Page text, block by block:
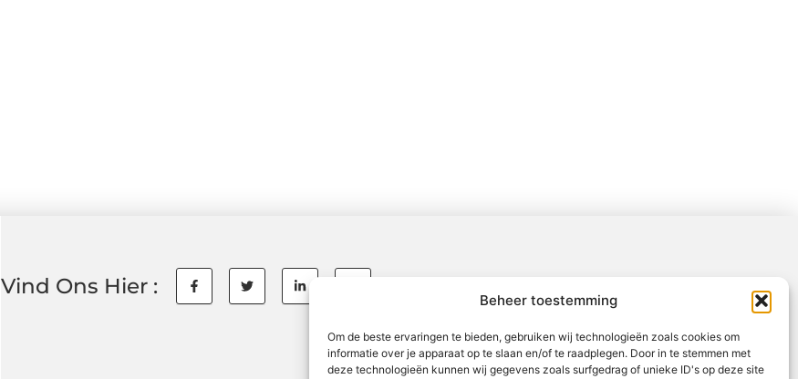
Beheer toestemming
Om de beste ervaringen te bieden, gebruiken wij technologieën zoals cookies om
informatie over je apparaat op te slaan en/of te raadplegen. Door in te stemmen met
deze technologieën kunnen wij gegevens zoals surfgedrag of unieke ID's op deze site
Vind Ons Hier :